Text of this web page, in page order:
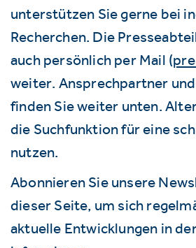
unterstützen Sie gerne bei
Recherchen. Die
auch persönlich per Mail (
weiter. Ansprechpartner
finden Sie weiter unten.
die Suchfunktion für eine
nutzen.
Abonnieren Sie unsere
dieser Seite, um sich
aktuelle Entwicklungen in